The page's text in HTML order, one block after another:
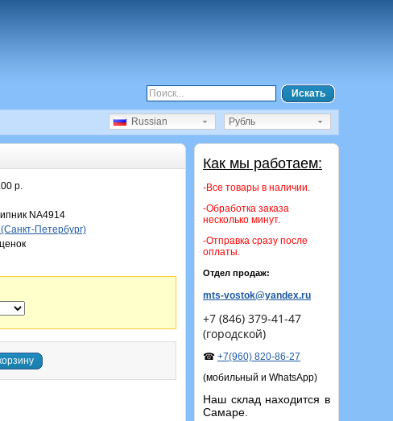
Искать
Рубль
Russian
Как мы работаем:
-Все товары в наличии.
-Обработка заказа
несколько минут.
-Отправка сразу после
оплаты.
Отдел продаж:
mts-vostok@yandex.ru
+7 (846) 379-41-47
(городской)
☎ +7(960) 820-86-27
(мобильный и WhatsApp)
Наш склад находится в
Самаре.
р.
NA4914
Петербург)